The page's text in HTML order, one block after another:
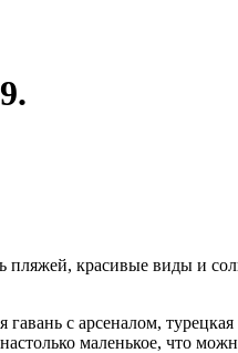
пляжей, красивые виды и
с арсеналом,
маленькое, что